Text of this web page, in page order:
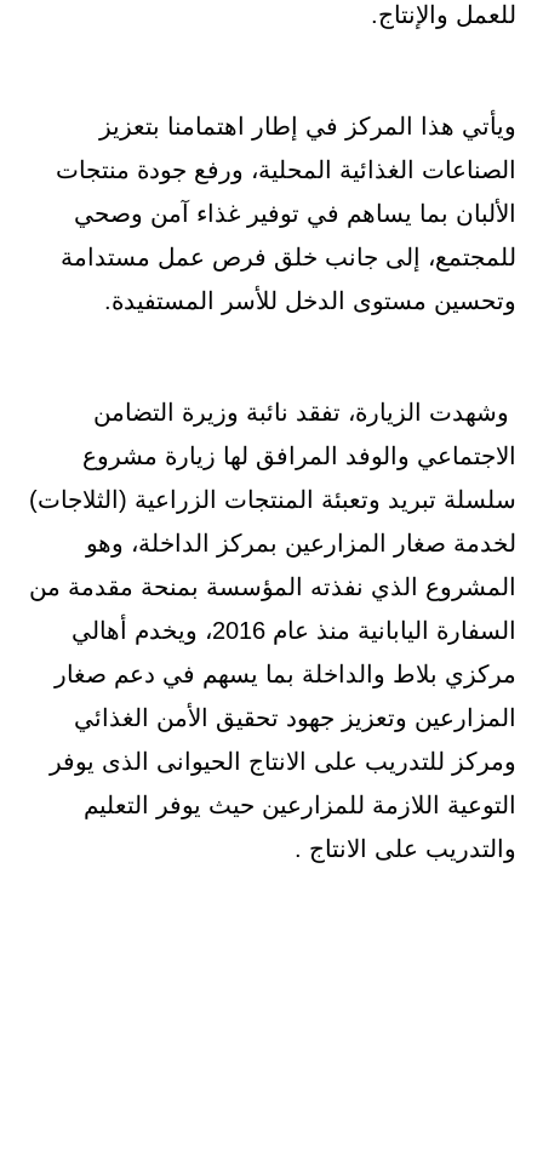
للعمل والإنتاج.
ويأتي هذا المركز في إطار اهتمامنا بتعزيز
الصناعات الغذائية المحلية، ورفع جودة منتجات
الألبان بما يساهم في توفير غذاء آمن وصحي
للمجتمع، إلى جانب خلق فرص عمل مستدامة
وتحسين مستوى الدخل للأسر المستفيدة.
وشهدت الزيارة، تفقد نائبة وزيرة التضامن
الاجتماعي والوفد المرافق لها زيارة مشروع
سلسلة تبريد وتعبئة المنتجات الزراعية (الثلاجات)
لخدمة صغار المزارعين بمركز الداخلة، وهو
المشروع الذي نفذته المؤسسة بمنحة مقدمة من
السفارة اليابانية منذ عام 2016، ويخدم أهالي
مركزي بلاط والداخلة بما يسهم في دعم صغار
المزارعين وتعزيز جهود تحقيق الأمن الغذائي
ومركز للتدريب على الانتاج الحيوانى الذى يوفر
التوعية اللازمة للمزارعين حيث يوفر التعليم
والتدريب على الانتاج .